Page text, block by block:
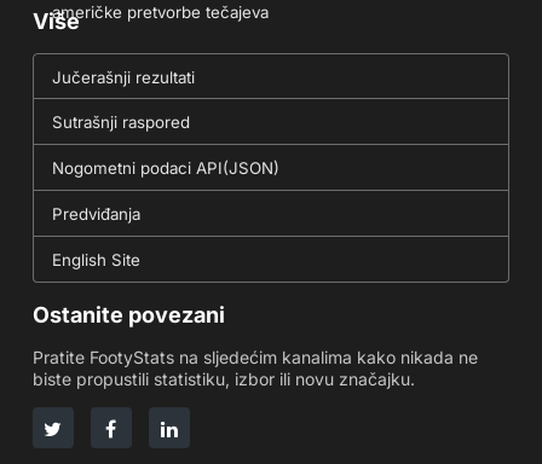
američke pretvorbe tečajeva
Više
Jučerašnji rezultati
Sutrašnji raspored
Nogometni podaci API(JSON)
Predviđanja
English Site
Ostanite povezani
Pratite FootyStats na sljedećim kanalima kako nikada ne
biste propustili statistiku, izbor ili novu značajku.